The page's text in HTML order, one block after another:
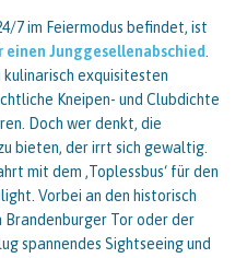
7 im Feiermodus befindet, ist
Junggesellenabschied
kulinarisch exquisitesten
Kneipen- und Clubdichte
Doch wer denkt, die
bieten, der irrt sich gewaltig.
mit dem ‚Toplessbus‘ für den
Vorbei an den historisch
Tor oder der
spannendes Sightseeing und